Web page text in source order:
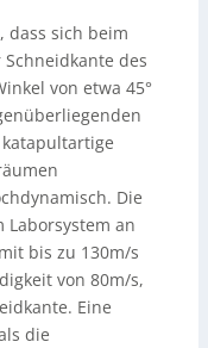
dass sich beim
des
von etwa 45°
Die
Laborsystem an
bis zu 130m/s
von 80m/s,
Eine
die